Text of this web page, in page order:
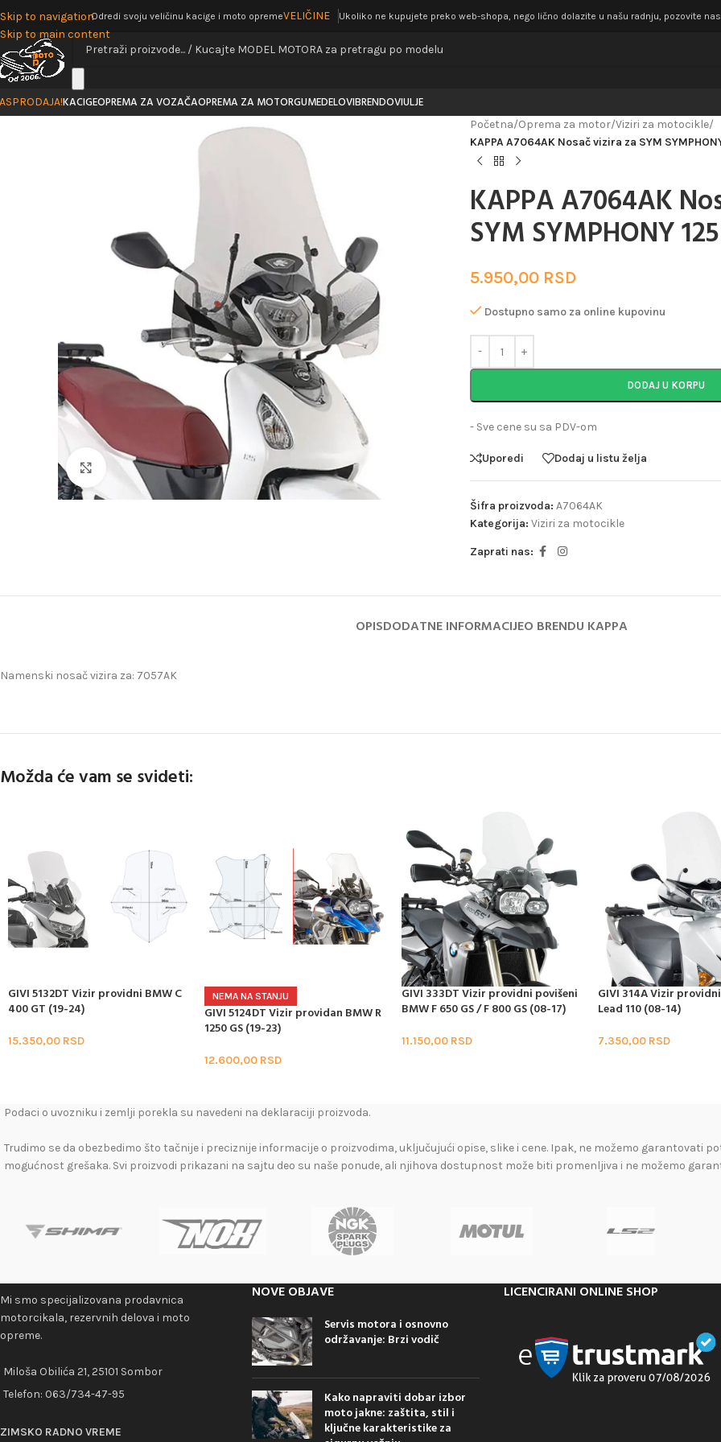
Skip to navigation
Skip to main content
Odredi svoju veličinu kacige i moto opremeVELIČINE Ukoliko ne kupujete preko web-shopa, nego lično dolazite u našu radnju, pozovite
KACIGEOPREMA ZA VOZAČAOPREMA ZA MOTORGUMEDELOVIBRENDOVIULJE
Uveličaj
Početna/Oprema za motor/Viziri za motocikle/
KAPPA A7064AK Nosač vizira za SYM
KAPPA A7064AK
SYM SYMPHONY
5.950,00 RSD
Dostupno samo za online kupovinu
DODAJ U KORPU
- Sve cene su sa PDV-om
Uporedi Dodaj u listu želja
Šifra proizvoda: A7064AK
Kategorija: Viziri za motocikle
Zaprati nas:
OPISDODATNE INFORMACIJEO BRENDU KAPPA
Namenski nosač vizira za: 7057AK
Možda će vam se svideti:
GIVI 5132DT Vizir providni BMW C
400 GT (19-24)
15.350,00 RSD
NEMA NA STANJU
GIVI 5124DT Vizir providan BMW R
1250 GS (19-23)
12.600,00 RSD
GIVI 333DT Vizir providni povišeni
BMW F 650 GS / F 800 GS (08-17)
11.150,00 RSD
GIVI 314A Vizir
Lead 110 (08-14)
7.350,00 RSD
Podaci o uvozniku i zemlji porekla su navedeni na deklaraciji proizvoda.
Trudimo se da obezbedimo što tačnije i preciznije informacije o proizvodima, uključujući opise, slike i cene. Ipak, ne možemo garantovati
mogućnost grešaka. Svi proizvodi prikazani na sajtu deo su naše ponude, ali njihova dostupnost može biti promenljiva i ne možemo
Mi smo specijalizovana prodavnica
motorcikala, rezervnih delova i moto
opreme.
Miloša Obilića 21, 25101 Sombor
Telefon: 063/734-47-95
ZIMSKO RADNO VREME
NOVE OBJAVE
Servis motora i osnovno
održavanje: Brzi vodič
Kako napraviti dobar izbor
moto jakne: zaštita, stil i
ključne karakteristike za
LICENCIRANI ONLINE SHOP